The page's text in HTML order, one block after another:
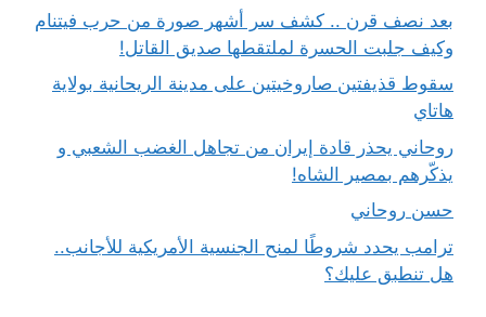
بعد نصف قرن .. كشف سر أشهر صورة من حرب فيتنام
وكيف جلبت الحسرة لملتقطها صديق القاتل!
سقوط قذيفتين صاروخيتين على مدينة الريحانية بولاية
هاتاي
روحاني يحذر قادة إيران من تجاهل الغضب الشعبي و
يذكّرهم بمصير الشاه!
حسن روحاني
ترامب يحدد شروطًا لمنح الجنسية الأمريكية للأجانب..
هل تنطبق عليك؟